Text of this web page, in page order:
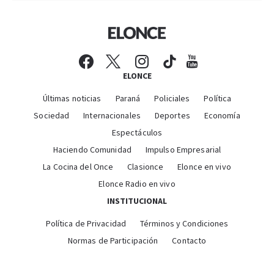
ELONCE
Últimas noticias Paraná Policiales
Política
Sociedad
Internacionales Deportes
Economía
Espectáculos
Haciendo Comunidad
Impulso Empresarial
La Cocina del Once
Clasionce
Elonce en vivo
Elonce Radio en vivo
INSTITUCIONAL
Política de Privacidad
Términos y Condiciones
Normas de Participación
Contacto